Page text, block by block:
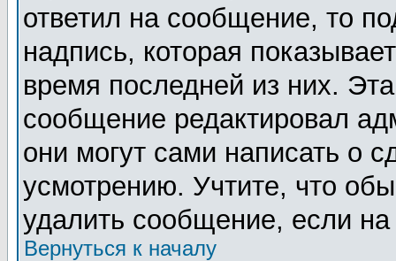
ответил на сообщение, то
надпись, которая
время последней из них.
сообщение редактировал
они могут сами написать о
усмотрению. Учтите, что
удалить сообщение, если на
Вернуться к началу